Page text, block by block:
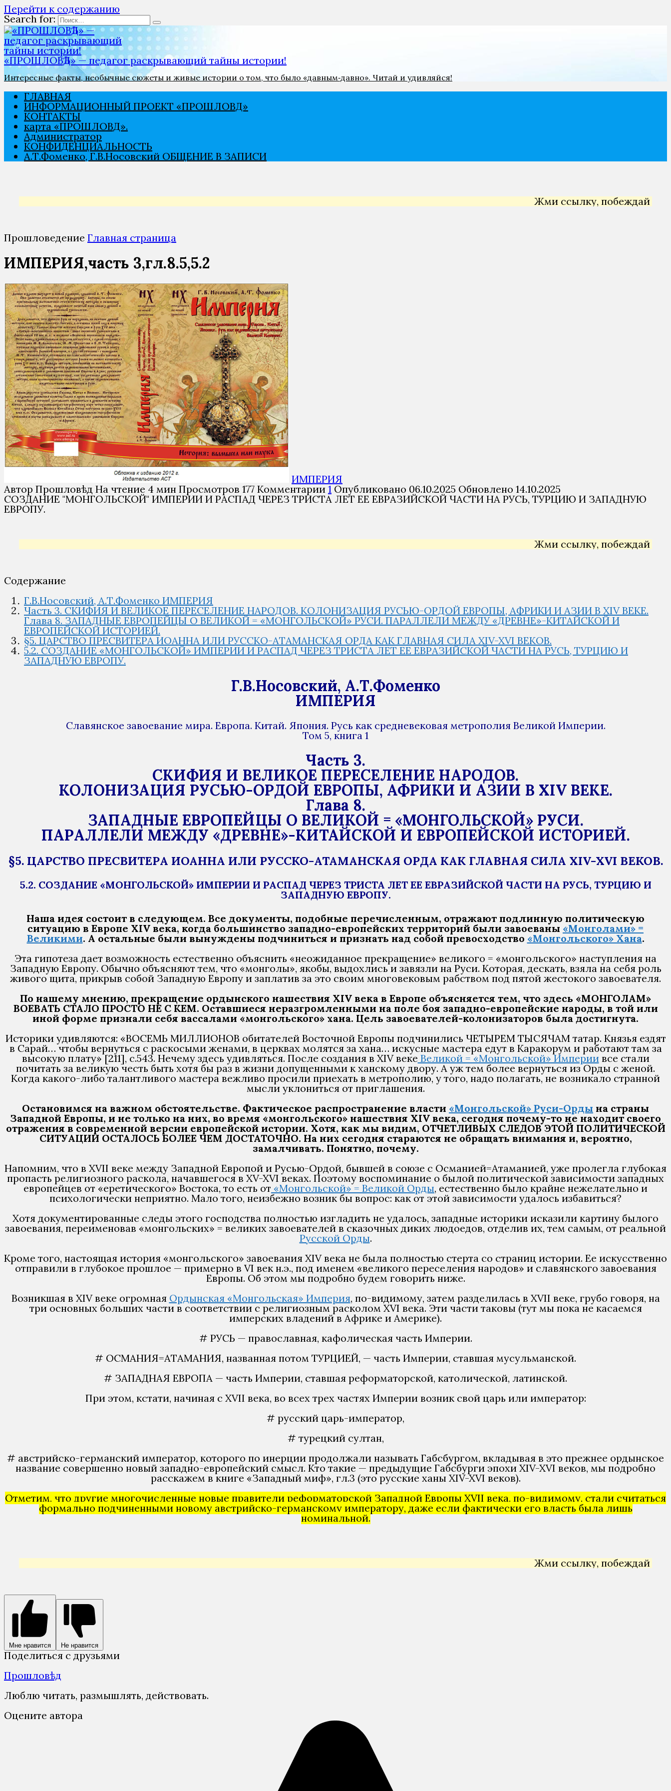
Перейти к содержанию
Search for:
«ПРОШЛОВѢД» — педагог раскрывающий тайны истории!
Интересные факты, необычные сюжеты и живые истории о том, что было «давным‑давно». Читай и удивляйся!
ГЛАВНАЯ
ИНФОРМАЦИОННЫЙ ПРОЕКТ «ПРОШЛОВѢД»
КОНТАКТЫ
карта «ПРОШЛОВѢД».
Администратор
КОНФИДЕНЦИАЛЬНОСТЬ
А.Т.Фоменко, Г.В.Носовский ОБЩЕНИЕ В ЗАПИСИ
Жми ссылку, побеждай →
Прошловедение Главная страница
ИМПЕРИЯ,часть 3,гл.8.5,5.2
ИМПЕРИЯ
Автор Прошловѣд На чтение 4 мин Просмотров 177 Комментарии 1 Опубликовано 06.10.2025 Обновлено 14.10.2025
СОЗДАНИЕ "МОНГОЛЬСКОЙ" ИМПЕРИИ И РАСПАД ЧЕРЕЗ ТРИСТА ЛЕТ ЕЕ ЕВРАЗИЙСКОЙ ЧАСТИ НА РУСЬ, ТУРЦИЮ И ЗАПАДНУЮ
ЕВРОПУ.
Жми ссылку, побеждай →
Содержание
Г.В.Носовский, А.Т.Фоменко ИМПЕРИЯ
Часть 3. СКИФИЯ И ВЕЛИКОЕ ПЕРЕСЕЛЕНИЕ НАРОДОВ. КОЛОНИЗАЦИЯ РУСЬЮ-ОРДОЙ ЕВРОПЫ, АФРИКИ И АЗИИ В XIV ВЕКЕ.
Глава 8. ЗАПАДНЫЕ ЕВРОПЕЙЦЫ О ВЕЛИКОЙ = «МОНГОЛЬСКОЙ» РУСИ. ПАРАЛЛЕЛИ МЕЖДУ «ДРЕВНЕ»-КИТАЙСКОЙ И
ЕВРОПЕЙСКОЙ ИСТОРИЕЙ.
§5. ЦАРСТВО ПРЕСВИТЕРА ИОАННА ИЛИ РУССКО-АТАМАНСКАЯ ОРДА КАК ГЛАВНАЯ СИЛА XIV-XVI ВЕКОВ.
5.2. СОЗДАНИЕ «МОНГОЛЬСКОЙ» ИМПЕРИИ И РАСПАД ЧЕРЕЗ ТРИСТА ЛЕТ ЕЕ ЕВРАЗИЙСКОЙ ЧАСТИ НА РУСЬ, ТУРЦИЮ И
ЗАПАДНУЮ ЕВРОПУ.
Г.В.Носовский, А.Т.Фоменко
ИМПЕРИЯ
Славянское завоевание мира. Европа. Китай. Япония. Русь как средневековая метрополия Великой Империи.
Том 5, книга 1
Часть 3.
СКИФИЯ И ВЕЛИКОЕ ПЕРЕСЕЛЕНИЕ НАРОДОВ.
КОЛОНИЗАЦИЯ РУСЬЮ-ОРДОЙ ЕВРОПЫ, АФРИКИ И АЗИИ В XIV ВЕКЕ.
Глава 8.
ЗАПАДНЫЕ ЕВРОПЕЙЦЫ О ВЕЛИКОЙ = «МОНГОЛЬСКОЙ» РУСИ.
ПАРАЛЛЕЛИ МЕЖДУ «ДРЕВНЕ»-КИТАЙСКОЙ И ЕВРОПЕЙСКОЙ ИСТОРИЕЙ.
§5. ЦАРСТВО ПРЕСВИТЕРА ИОАННА ИЛИ РУССКО-АТАМАНСКАЯ ОРДА КАК ГЛАВНАЯ СИЛА XIV-XVI ВЕКОВ.
5.2. СОЗДАНИЕ «МОНГОЛЬСКОЙ» ИМПЕРИИ И РАСПАД ЧЕРЕЗ ТРИСТА ЛЕТ ЕЕ ЕВРАЗИЙСКОЙ ЧАСТИ НА РУСЬ, ТУРЦИЮ И
ЗАПАДНУЮ ЕВРОПУ.
Наша идея состоит в следующем. Все документы, подобные перечисленным, отражают подлинную политическую
ситуацию в Европе XIV века, когда большинство западно-европейских территорий были завоеваны «Монголами» =
Великими. А остальные были вынуждены подчиниться и признать над собой превосходство «Монгольского» Хана.
Эта гипотеза дает возможность естественно объяснить «неожиданное прекращение» великого = «монгольского» наступления на
Западную Европу. Обычно объясняют тем, что «монголы», якобы, выдохлись и завязли на Руси. Которая, дескать, взяла на себя роль
живого щита, прикрыв собой Западную Европу и заплатив за это своим многовековым рабством под пятой жестокого завоевателя.
По нашему мнению, прекращение ордынского нашествия XIV века в Европе объясняется тем, что здесь «МОНГОЛАМ»
ВОЕВАТЬ СТАЛО ПРОСТО НЕ С КЕМ. Оставшиеся неразгромленными на поле боя западно-европейские народы, в той или
иной форме признали себя вассалами «монгольского» хана. Цель завоевателей-колонизаторов была достигнута.
Историки удивляются: «ВОСЕМЬ МИЛЛИОНОВ обитателей Восточной Европы подчинились ЧЕТЫРЕМ ТЫСЯЧАМ татар. Князья ездят
в Сарай… чтобы вернуться с раскосыми женами, в церквах молятся за хана… искусные мастера едут в Каракорум и работают там за
высокую плату» [211], с.543. Нечему здесь удивляться. После создания в XIV веке Великой = «Монгольской» Империивсе стали
почитать за великую честь быть хотя бы раз в жизни допущенными к ханскому двору. А уж тем более вернуться из Орды с женой.
Когда какого-либо талантливого мастера вежливо просили приехать в метрополию, у того, надо полагать, не возникало странной
мысли уклониться от приглашения.
Остановимся на важном обстоятельстве. Фактическое распространение власти «Монгольской» Руси-Орды на страны
Западной Европы, и не только на них, во время «монгольского» нашествия XIV века, сегодня почему-то не находит своего
отражения в современной версии европейской истории. Хотя, как мы видим, ОТЧЕТЛИВЫХ СЛЕДОВ ЭТОЙ ПОЛИТИЧЕСКОЙ
СИТУАЦИИ ОСТАЛОСЬ БОЛЕЕ ЧЕМ ДОСТАТОЧНО. На них сегодня стараются не обращать внимания и, вероятно,
замалчивать. Понятно, почему.
Напомним, что в XVII веке между Западной Европой и Русью-Ордой, бывшей в союзе с Османией=Атаманией, уже пролегла глубокая
пропасть религиозного раскола, начавшегося в XV-XVI веках. Поэтому воспоминание о былой политической зависимости западных
европейцев от «еретического» Востока, то есть от «Монгольской» = Великой Орды, естественно было крайне нежелательно и
психологически неприятно. Мало того, неизбежно возник бы вопрос: как от этой зависимости удалось избавиться?
Хотя документированные следы этого господства полностью изгладить не удалось, западные историки исказили картину былого
завоевания, переименовав «монгольских» = великих завоевателей в сказочных диких людоедов, отделив их, тем самым, от реальной
Русской Орды.
Кроме того, настоящая история «монгольского» завоевания XIV века не была полностью стерта со страниц истории. Ее искусственно
отправили в глубокое прошлое — примерно в VI век н.э., под именем «великого переселения народов» и славянского завоевания
Европы. Об этом мы подробно будем говорить ниже.
Возникшая в XIV веке огромная Ордынская «Монгольская» Империя, по-видимому, затем разделилась в XVII веке, грубо говоря, на
три основных больших части в соответствии с религиозным расколом XVI века. Эти части таковы (тут мы пока не касаемся
имперских владений в Африке и Америке).
# РУСЬ — православная, кафолическая часть Империи.
# ОСМАНИЯ=АТАМАНИЯ, названная потом ТУРЦИЕЙ, — часть Империи, ставшая мусульманской.
# ЗАПАДНАЯ ЕВРОПА — часть Империи, ставшая реформаторской, католической, латинской.
При этом, кстати, начиная с XVII века, во всех трех частях Империи возник свой царь или император:
# русский царь-император,
# турецкий султан,
# австрийско-германский император, которого по инерции продолжали называть Габсбургом, вкладывая в это прежнее ордынское
название совершенно новый западно-европейский смысл. Кто такие — предыдущие Габсбурги эпохи XIV-XVI веков, мы подробно
расскажем в книге «Западный миф», гл.3 (это русские ханы XIV-XVI веков).
Отметим, что другие многочисленные новые правители реформаторской Западной Европы XVII века, по-видимому, стали считаться
формально подчиненными новому австрийско-германскому императору, даже если фактически его власть была лишь
номинальной.
Жми ссылку, побеждай →
Мне нравится Не нравится
Поделиться с друзьями
Прошловѣд
Люблю читать, размышлять, действовать.
Оцените автора